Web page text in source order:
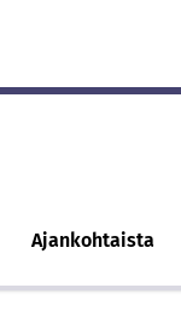
Ajankohtaista